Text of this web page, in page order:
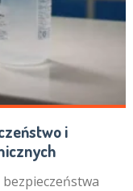
i